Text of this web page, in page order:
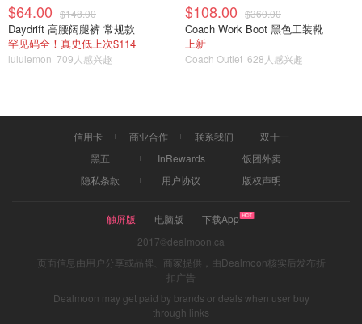
$64.00 $148.00
Daydrift 高腰阔腿裤 常规款
罕见码全！真史低上次$114
lululemon 709人感兴趣
$108.00 $360.00
Coach Work Boot 黑色工装靴
上新
Coach Outlet 628人感兴趣
信用卡 商业合作 联系我们
双十一
黑五
InRewards
饭团外卖
隐私条款
用户协议 版权声明
触屏版 电脑版
下载App
2017©dealmoon.ca
页面信息由用户分享或品牌、商家提供，由Dealmoon核实后发布折
扣广告
Dealmoon may get paid by brands or deals when user buy
through links